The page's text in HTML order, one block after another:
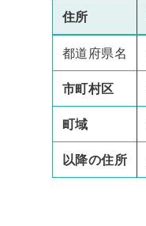
住所
都道府県名
市町村区
町域
以降の住所